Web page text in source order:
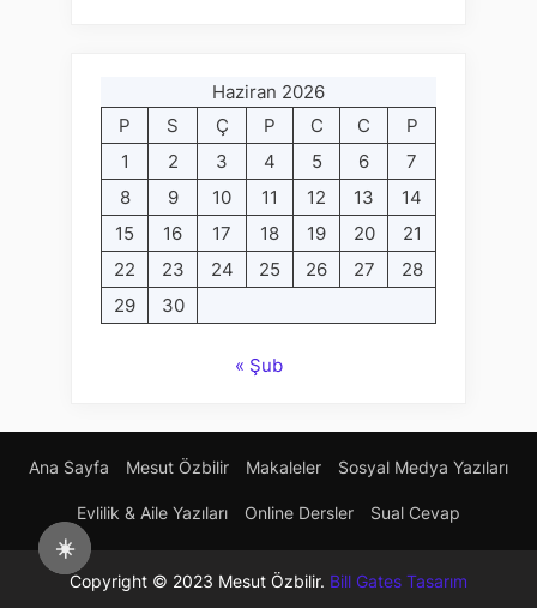
☀️
Haziran 2026
P
S Ç P C C
P
1
2 3 4 5 6
7
8
9 10 11 12 13
14
15
16 17 18 19 20
21
22
23 24 25 26 27
28
29
30
« Şub
Ana Sayfa Mesut Özbilir Makaleler Sosyal Medya Yazıları
Evlilik & Aile Yazıları Online Dersler Sual Cevap
Copyright © 2023 Mesut Özbilir. Bill Gates Tasarım